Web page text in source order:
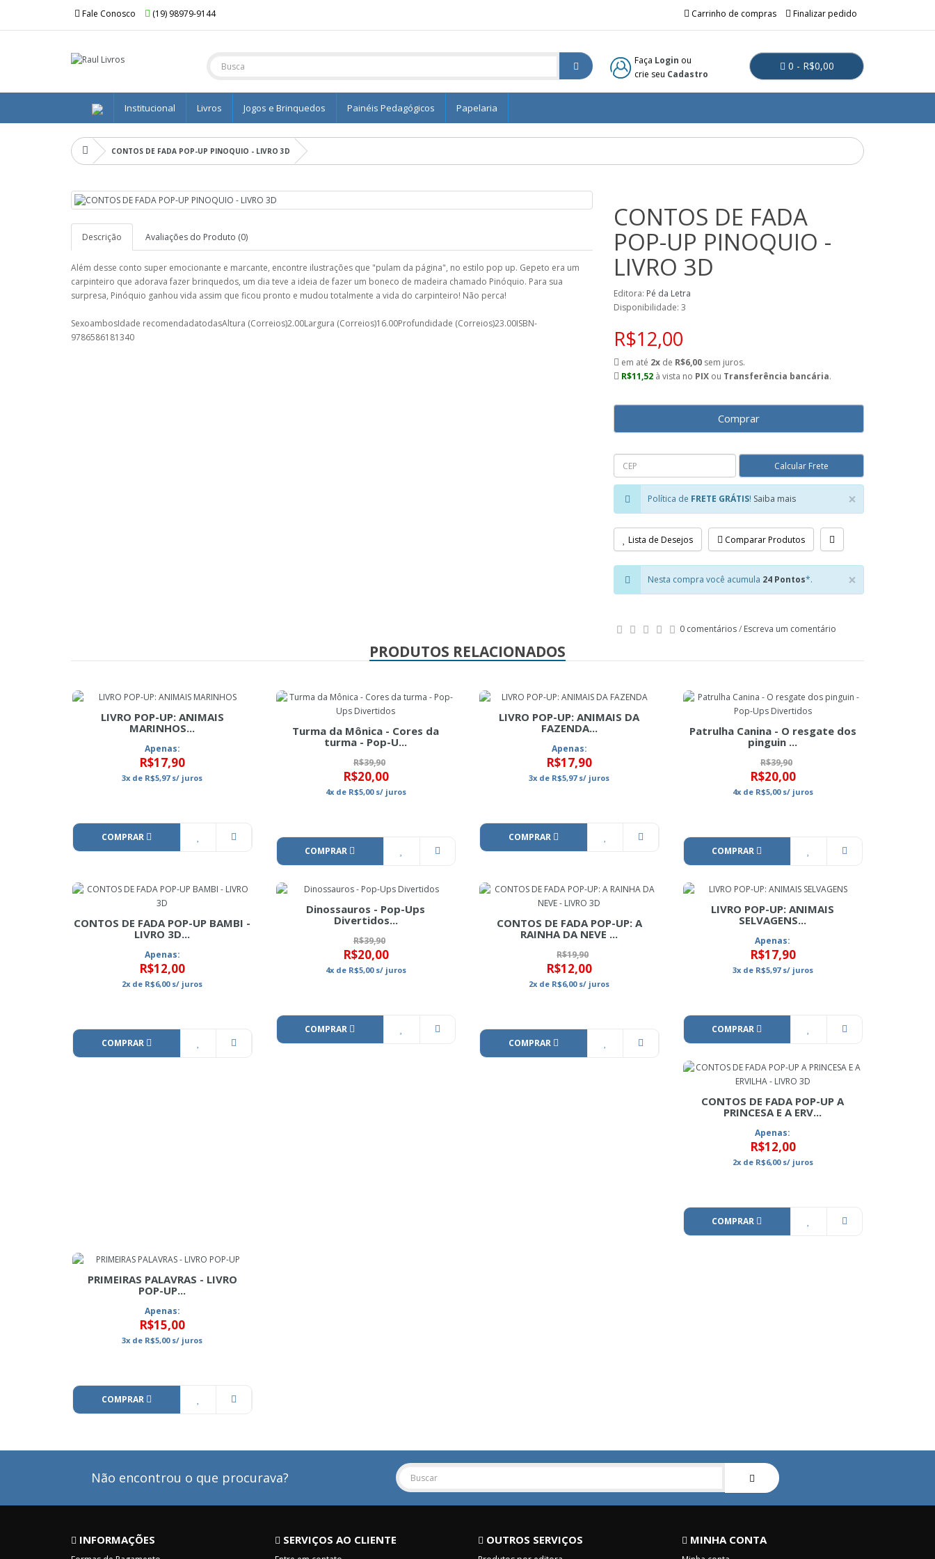
Fale Conosco (19) 98979-9144 Carrinho de compras Finalizar pedido
Faça Login ou
crie seu Cadastro
0 - R$0,00
Institucional Livros Jogos e Brinquedos Painéis Pedagógicos Papelaria
CONTOS DE FADA POP-UP PINOQUIO - LIVRO 3D
Descrição Avaliações do Produto (0)
Além desse conto super emocionante e marcante, encontre ilustrações que "pulam da página", no estilo pop up. Gepeto era um
carpinteiro que adorava fazer brinquedos, um dia teve a ideia de fazer um boneco de madeira chamado Pinóquio. Para sua
surpresa, Pinóquio ganhou vida assim que ficou pronto e mudou totalmente a vida do carpinteiro! Não perca!
SexoambosIdade recomendadatodasAltura (Correios)2.00Largura (Correios)16.00Profundidade (Correios)23.00ISBN-
9786586181340
CONTOS DE FADA
POP-UP PINOQUIO -
LIVRO 3D
Editora: Pé da Letra
Disponibilidade: 3
R$12,00
em até 2x de R$6,00 sem juros.
R$11,52 à vista no PIX ou Transferência bancária.
Comprar
×
Política de FRETE GRÁTIS! Saiba mais
Lista de Desejos Comparar Produtos
×
Nesta compra você acumula 24 Pontos*.
0 comentários/ Escreva um comentário
PRODUTOS RELACIONADOS
LIVRO POP-UP: ANIMAIS
MARINHOS...
Apenas:
R$17,90
3x de R$5,97s/ juros
COMPRAR
Turma da Mônica - Cores da
turma - Pop-U...
R$39,90
R$20,00
4xde R$5,00s/ juros
COMPRAR
LIVRO POP-UP: ANIMAIS DA
FAZENDA...
Apenas:
R$17,90
3x de R$5,97s/ juros
COMPRAR
Patrulha Canina - O resgate dos
pinguin ...
R$39,90
R$20,00
4xde R$5,00s/ juros
COMPRAR
CONTOS DE FADA POP-UP BAMBI -
LIVRO 3D...
Apenas:
R$12,00
2x de R$6,00s/ juros
COMPRAR
Dinossauros - Pop-Ups
Divertidos...
R$39,90
R$20,00
4xde R$5,00s/ juros
COMPRAR
CONTOS DE FADA POP-UP: A
RAINHA DA NEVE ...
R$19,90
R$12,00
2x de R$6,00s/ juros
COMPRAR
LIVRO POP-UP: ANIMAIS
SELVAGENS...
Apenas:
R$17,90
3xde R$5,97s/ juros
COMPRAR
CONTOS DE FADA POP-UP A
PRINCESA E A ERV...
Apenas:
R$12,00
2xde R$6,00s/ juros
COMPRAR
PRIMEIRAS PALAVRAS - LIVRO
POP-UP...
Apenas:
R$15,00
3x de R$5,00s/ juros
COMPRAR
Não encontrou o que procurava?
INFORMAÇÕES SERVIÇOS AO CLIENTE OUTROS SERVIÇOS MINHA CONTA